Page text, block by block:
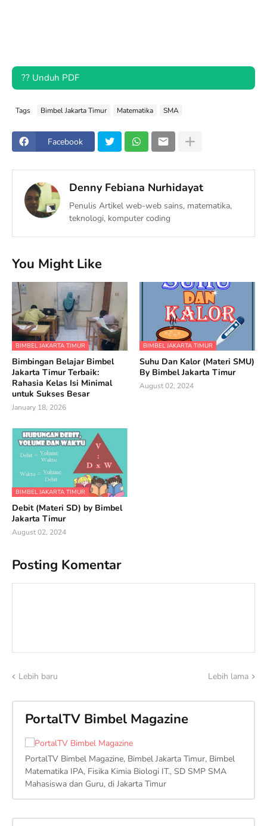
?? Unduh PDF
Tags Bimbel Jakarta Timur Matematika SMA
Facebook
Denny Febiana Nurhidayat
Penulis Artikel web-web sains, matematika,
teknologi, komputer coding
You Might Like
BIMBEL JAKARTA TIMUR
Bimbingan Belajar Bimbel
Jakarta Timur Terbaik:
Rahasia Kelas Isi Minimal
untuk Sukses Besar
January 18, 2026
BIMBEL JAKARTA TIMUR
Suhu Dan Kalor (Materi SMU)
By Bimbel Jakarta Timur
August 02, 2024
BIMBEL JAKARTA TIMUR
Debit (Materi SD) by Bimbel
Jakarta Timur
August 02, 2024
Posting Komentar
Lebih baru Lebih lama
PortalTV Bimbel Magazine
PortalTV Bimbel Magazine, Bimbel Jakarta Timur, Bimbel
Matematika IPA, Fisika Kimia Biologi IT., SD SMP SMA
Mahasiswa dan Guru, di Jakarta Timur